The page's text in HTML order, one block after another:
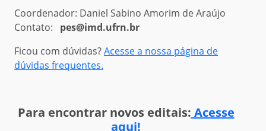
Coordenador: Daniel Sabino Amorim de Araújo
Contato: pes@imd.ufrn.br
Ficou com dúvidas?Acesse a nossa página de
dúvidas frequentes.
Para encontrar novos editais: Acesse
aqui!